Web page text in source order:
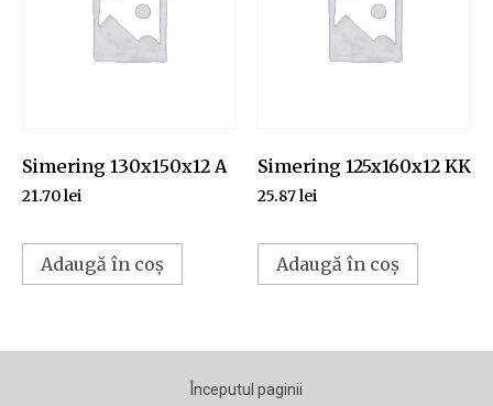
Simering 130x150x12 A
21.70lei
Adaugă în coș
Simering 125x160x12 KK
25.87lei
Adaugă în coș
Începutul paginii